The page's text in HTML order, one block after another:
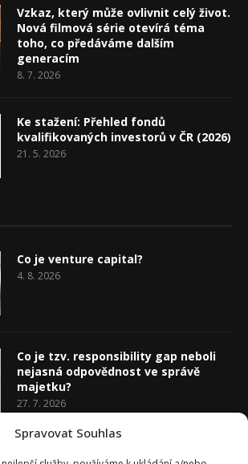
Spravovat Souhlas
Vzkaz, který může ovlivnit celý život.
Nová filmová série otevírá téma
toho, co předáváme dalším
generacím
8. 7. 2026
Ke stažení: Přehled fondů
kvalifikovaných investorů v ČR (2026)
21. 5. 2026
Co je venture capital?
4. 8. 2026
Co je tzv. responsibility gap neboli
nejasná odpovědnost ve správě
majetku?
27. 7. 2026